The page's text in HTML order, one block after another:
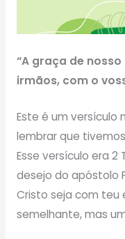
“A graça de
irmãos, com o
Este é um versículo
lembrar que
Esse versículo era 2
desejo do apóstolo
Cristo seja com teu
semelhante, mas